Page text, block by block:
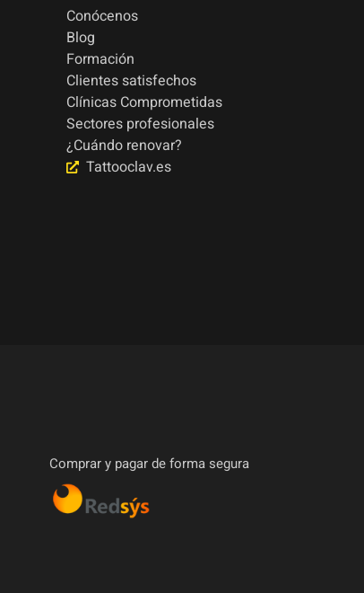
Conócenos
Blog
Formación
Clientes satisfechos
Clínicas Comprometidas
Sectores profesionales
¿Cuándo renovar?
Tattooclav.es
Comprar y pagar de forma segura